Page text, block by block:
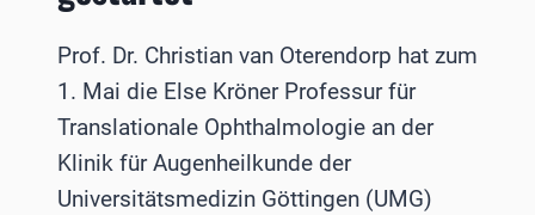
Prof. Dr. Christian van Oterendorp hat zum
1. Mai die Else Kröner Professur für
Translationale Ophthalmologie an der
Klinik für Augenheilkunde der
Universitätsmedizin Göttingen (UMG)